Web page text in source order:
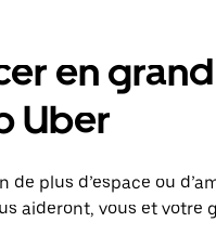
en
Uber
de plus d’espace ou
aideront, vous et votre